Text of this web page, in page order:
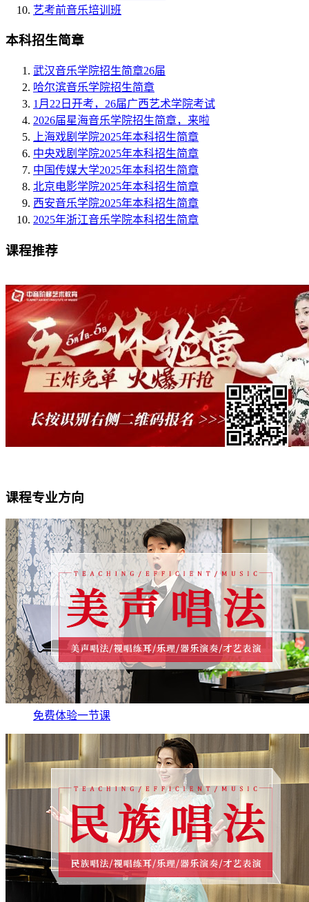
艺考前音乐培训班
本科招生简章
武汉音乐学院招生简章26届
哈尔滨音乐学院招生简章
1月22日开考，26届广西艺术学院考试
2026届星海音乐学院招生简章，来啦
上海戏剧学院2025年本科招生简章
中央戏剧学院2025年本科招生简章
中国传媒大学2025年本科招生简章
北京电影学院2025年本科招生简章
西安音乐学院2025年本科招生简章
2025年浙江音乐学院本科招生简章
课程推荐
课程专业方向
免费体验一节课